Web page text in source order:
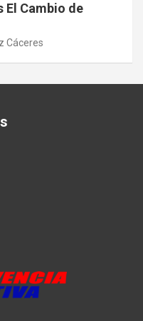
El Cambio de
Cáceres